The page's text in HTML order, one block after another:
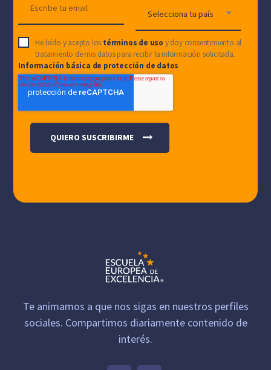
He leído y acepto los términos de uso y doy consentimiento al
tratamiento de mis datos para recibir la información solicitada.
Información básica de protección de datos
Te animamos a que nos sigas en nuestros perfiles
sociales. Compartimos diariamente contenido de
interés.